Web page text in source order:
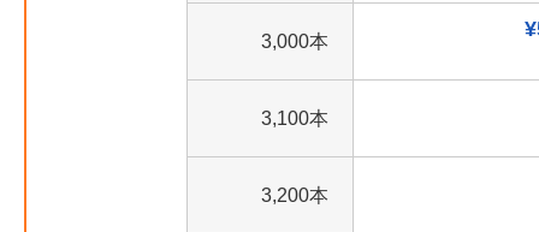
3,000本
3,100本
3,200本